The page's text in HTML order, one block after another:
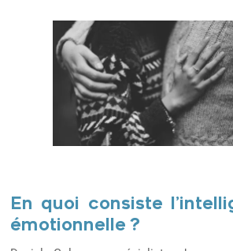
En quoi consiste
émotionnelle ?